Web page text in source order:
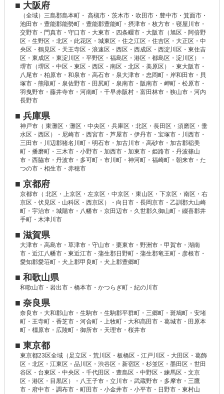
■ 大阪府
（全域）三島郡島本町・ 高槻市・茨木市・吹田市・豊中市・箕面市・
池田市・豊能郡能勢町・豊能郡豊能町・摂津市・枚方市・寝屋川市・
交野市・門真市・守口市・大東市・四条畷市・大阪市（旭区・阿倍野
区・生野区・北区・此花区・城東区・住之江区・住吉区・大正区・中
央区・鶴見区・天王寺区・浪速区・西区・西成区・西淀川区・東住吉
区・東成区・東淀川区・平野区・福島区・港区・都島区・淀川区）・
堺市（堺区・中区・東区・西区・南区・北区・美原区）・東大阪市・
八尾市・柏原市・和泉市・高石市・泉大津市・忠岡町・岸和田市・貝
塚市・熊取町・泉佐野市・田尻町・泉南市・阪南市・岬町・松原市・
羽曳野市・藤井寺市・河南町・千早赤阪村・富田林市・狭山市・河内
長野市
■ 兵庫県
神戸市（ 東灘区・灘区・中央区・兵庫区・北区・長田区・須磨区・垂
水区・西区）・尼崎市・西宮市・芦屋市・伊丹市・宝塚市・川西市・
三田市・川辺郡猪名川町・明石市・加古川市・高砂市・加古郡稲美
町・播磨町・三木市・小野市・加西市・加東市・姫路市・丹波篠山
市・西脇市・丹波市・多可町・市川町・神河町・福崎町・朝来市・た
つの市・相生市・赤穂市
■ 京都府
京都市（ 北区・上京区・左京区・中京区・東山区・下京区・南区・右
京区・伏見区・山科区・西京区）・向日市・長岡京市・乙訓郡大山崎
町・宇治市・城陽市・八幡市・京田辺市・久世郡久御山町・綴喜郡井
手町・木津川市
■ 滋賀県
大津市・高島市・草津市・守山市・栗東市・野洲市・甲賀市・湖南
市・近江八幡市・東近江市・蒲生郡日野町・蒲生郡竜王町・彦根市・
愛知郡愛荘町・犬上郡甲良町・犬上郡豊郷町
■ 和歌山県
和歌山市・岩出市・橋本市・かつらぎ町・紀の川市
■ 奈良県
奈良市・大和郡山市・生駒市・生駒郡平群町・三郷町・斑鳩町・安堵
町・王寺町・香芝市・河合町・上牧町・大和高田市・葛城市・田原本
町・橿原市・広陵町・御所市・天理市・桜井市
■ 東京都
東京都23区全域（足立区・荒川区・板橋区・江戸川区・大田区・葛飾
区・北区・江東区・品川区・渋谷区・新宿区・杉並区・墨田区・世田
谷区・台東区・中央区・千代田区・豊島区・中野区・練馬区・文京
区・港区・目黒区）・八王子市・立川市・武蔵野市・多摩市・三鷹
市・府中市・調布市・町田市・小金井市・小平市・日野市・東村山